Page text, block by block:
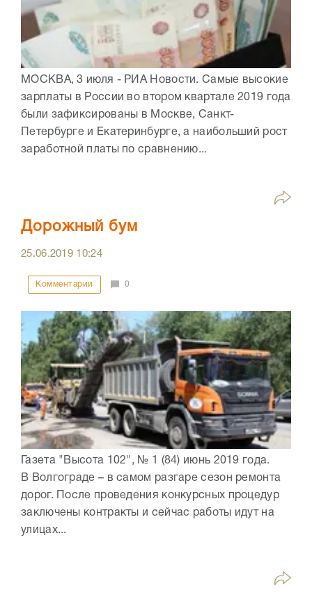
МОСКВА, 3 июля - РИА Новости. Самые высокие
зарплаты в России во втором квартале 2019 года
были зафиксированы в Москве, Санкт-
Петербурге и Екатеринбурге, а наибольший рост
заработной платы по сравнению...
Дорожный бум
25.06.2019 10:24
Комментарии 0
Газета "Высота 102", № 1 (84) июнь 2019 года.
В Волгограде – в самом разгаре сезон ремонта
дорог. После проведения конкурсных процедур
заключены контракты и сейчас работы идут на
улицах...